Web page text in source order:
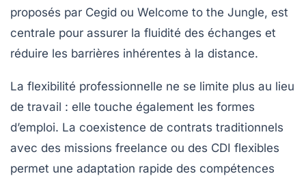
proposés par Cegid ou Welcome to the Jungle, est
centrale pour assurer la fluidité des échanges et
réduire les barrières inhérentes à la distance.
La flexibilité professionnelle ne se limite plus au lieu
de travail : elle touche également les formes
d’emploi. La coexistence de contrats traditionnels
avec des missions freelance ou des CDI flexibles
permet une adaptation rapide des compétences